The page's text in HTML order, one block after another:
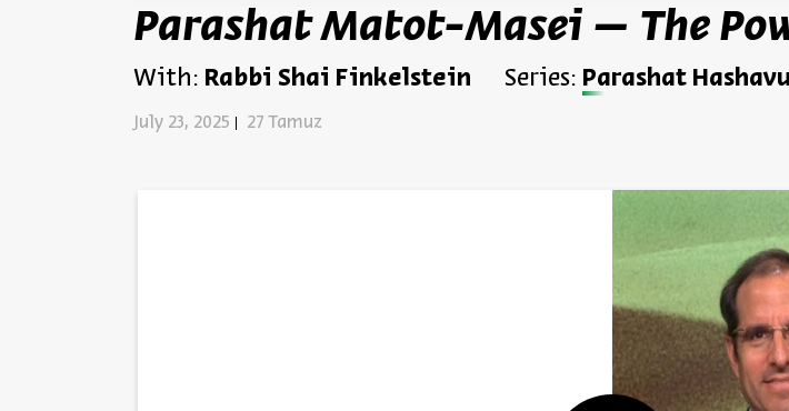
Parashat Matot-Masei – The
With: Rabbi Shai Finkelstein Series: Parashat
July 23, 2025 27 Tamuz
Register